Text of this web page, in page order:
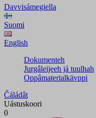
Davvisámegiella
Suomi
English
Dokumenteh
Jurgâleijeeh já tuulhah
Oppâmaterialkävppi
Čáládât
Uástuskoori
0